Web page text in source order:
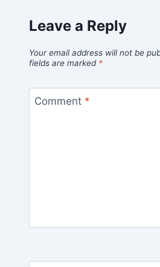
Leave a Reply
Your email address will not be
fields are marked *
Comment *